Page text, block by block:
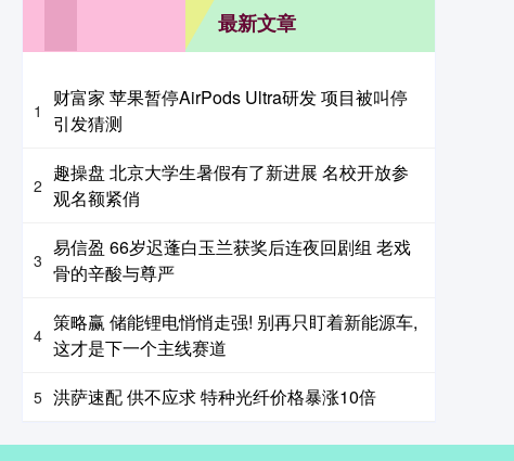
最新文章
1
财富家 苹果暂停AirPods Ultra研发 项目被叫停
引发猜测
2
趣操盘 北京大学生暑假有了新进展 名校开放参
观名额紧俏
3
易信盈 66岁迟蓬白玉兰获奖后连夜回剧组 老戏
骨的辛酸与尊严
4
策略赢 储能锂电悄悄走强! 别再只盯着新能源车,
这才是下一个主线赛道
5 洪萨速配 供不应求 特种光纤价格暴涨10倍